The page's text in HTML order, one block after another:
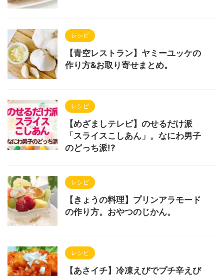
レシピ
【青空レストラン】ヤミーユッケの
作り方&お取り寄せまとめ。
レシピ
【めざましテレビ】のせるだけ派
「スライスこしあん」。なにわ男子
のどっち派!?
レシピ
【きょうの料理】プリンアラモード
の作り方。おやつのじかん。
レシピ
【あさイチ】冷凍えびでプチ辛えび